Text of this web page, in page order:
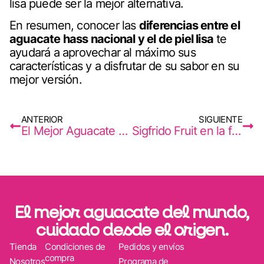
lisa puede ser la mejor alternativa.
En resumen, conocer las diferencias entre el
aguacate hass nacional y el de piel lisa te
ayudará a aprovechar al máximo sus
características y a disfrutar de su sabor en su
mejor versión.
ANTERIOR
El Mejor Aguacate del Mundo en Navidad
SIGUIENTE
Sigfrido Fruit en la feria HyT: Innovación y frescura desde la Axarquía
El mejor aguacate del mundo,
cuidado desde el origen.
Tienda
Nosotros
Pedidos y envíos
Programa de
Condiciones de
compra